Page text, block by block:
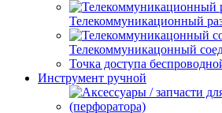
Телекоммуникационный
Телекоммуникацонный
Точка доступа
Инструмент ручной